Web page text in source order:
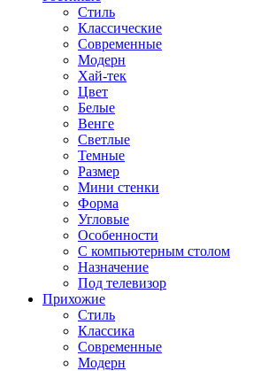
Стиль
Классические
Современные
Модерн
Хай-тек
Цвет
Белые
Венге
Светлые
Темные
Размер
Мини стенки
Форма
Угловые
Особенности
С компьютерным столом
Назначение
Под телевизор
Прихожие
Стиль
Классика
Современные
Модерн